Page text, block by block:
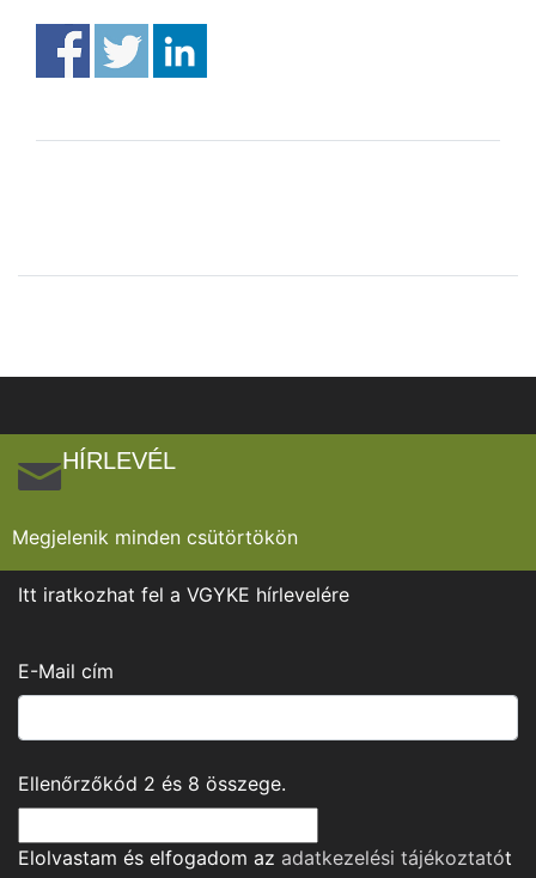
HÍRLEVÉL
Megjelenik minden csütörtökön
Itt iratkozhat fel a VGYKE hírlevelére
E-Mail cím
Ellenőrzőkód 2 és 8 összege.
Elolvastam és elfogadom az adatkezelési tájékoztatót